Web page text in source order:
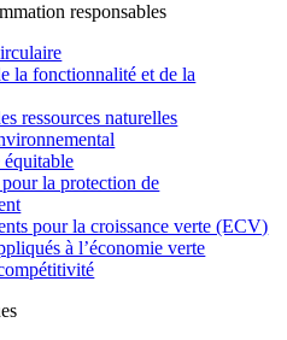
responsables
la fonctionnalité et de la
ressources naturelles
pour la protection de
pour la croissance verte (ECV)
à l’économie verte